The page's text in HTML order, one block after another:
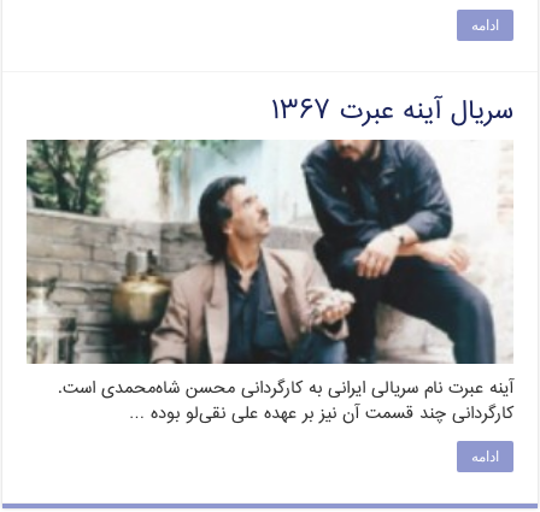
ادامه
سریال آینه عبرت ۱۳۶۷
آینه عبرت نام سریالی ایرانی به کارگردانی محسن شاه‌محمدی است.
کارگردانی چند قسمت آن نیز بر عهده علی نقی‌لو بوده …
ادامه